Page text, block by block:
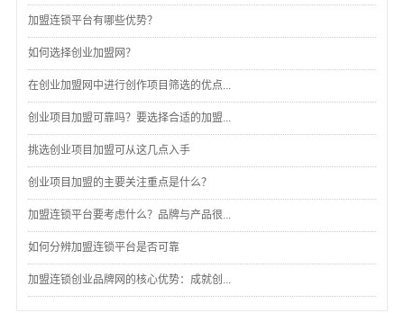
加盟连锁平台有哪些优势？
如何选择创业加盟网？
在创业加盟网中进行创作项目筛选的优点...
创业项目加盟可靠吗？要选择合适的加盟...
挑选创业项目加盟可从这几点入手
创业项目加盟的主要关注重点是什么？
加盟连锁平台要考虑什么？品牌与产品很...
如何分辨加盟连锁平台是否可靠
加盟连锁创业品牌网的核心优势：成就创...